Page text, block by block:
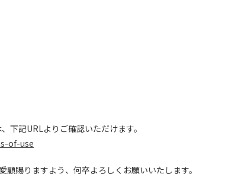
下記URLよりご確認いただけます。
of-use
顧賜りますよう、何卒よろしくお願いいたします。